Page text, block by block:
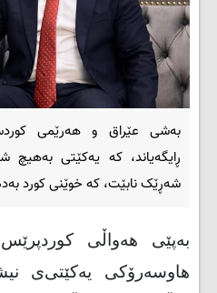
بەشی عێراق و هەرێمی
ڕایگه‌یاند، كه‌ یه‌كێتی‌ بەهیچ
شەڕێک نابێت، کە خوێنی کورد
بەپێی هەواڵی
هاوسه‌رۆكی‌ یه‌كێتی‌ی